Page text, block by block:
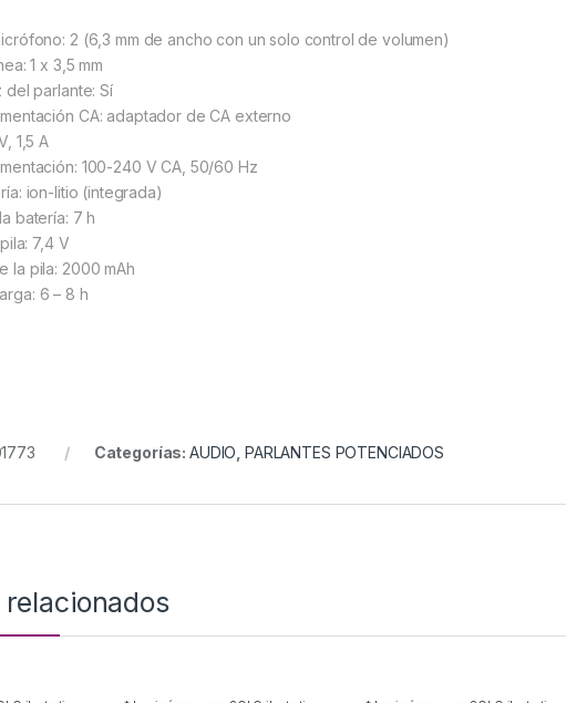
2 (6,3 mm de ancho con un solo control de volumen)
1 x 3,5 mm
parlante: Sí
CA: adaptador de CA externo
1,5 A
100-240 V CA, 50/60 Hz
ion-litio (integrada)
batería: 7 h
7,4 V
la pila: 2000 mAh
6 – 8 h
Categorías: AUDIO ,PARLANTES POTENCIADOS